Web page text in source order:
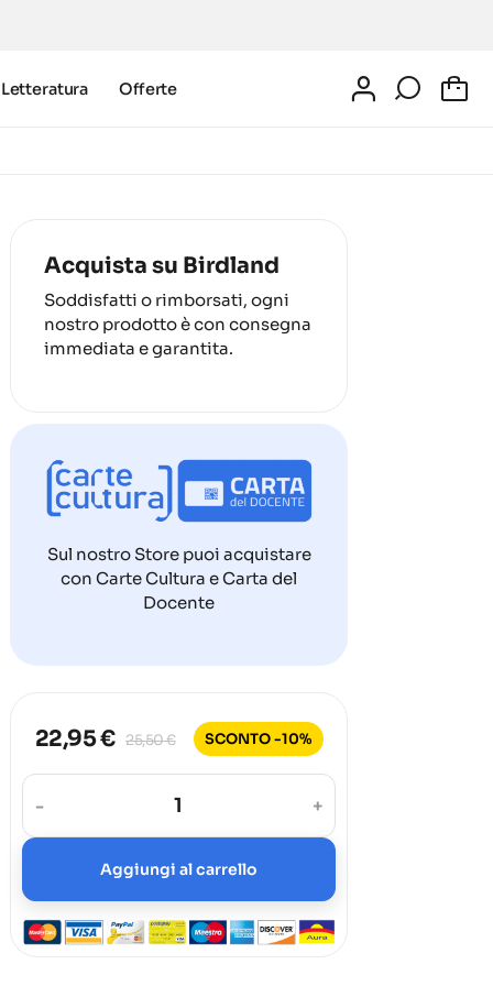
Letteratura Offerte
Acquista su Birdland
Soddisfatti o rimborsati, ogni
nostro prodotto è con consegna
immediata e garantita.
Sul nostro Store puoi acquistare
con Carte Cultura e Carta del
Docente
22,95 € 25,50 € SCONTO -10%
- +
Aggiungi al carrello